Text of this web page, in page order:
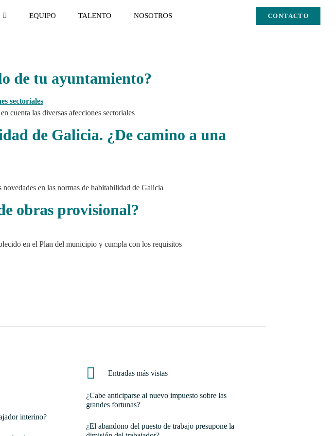
EQUIPO TALENTO NOSOTROS CONTACTO
de tu ayuntamiento?
cuenta las diversas afecciones sectoriales
de Galicia. ¿De camino a una
en las normas de habitabilidad de Galicia
obras provisional?
en el Plan del municipio y cumpla con los requisitos
interino?
Entradas más vistas
¿Cabe anticiparse al nuevo impuesto sobre las
grandes fortunas?
¿El abandono del puesto de trabajo presupone la